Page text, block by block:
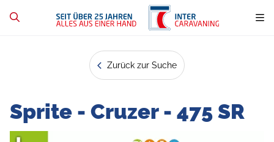
Zurück zur Suche
Sprite - Cruzer - 475 SR